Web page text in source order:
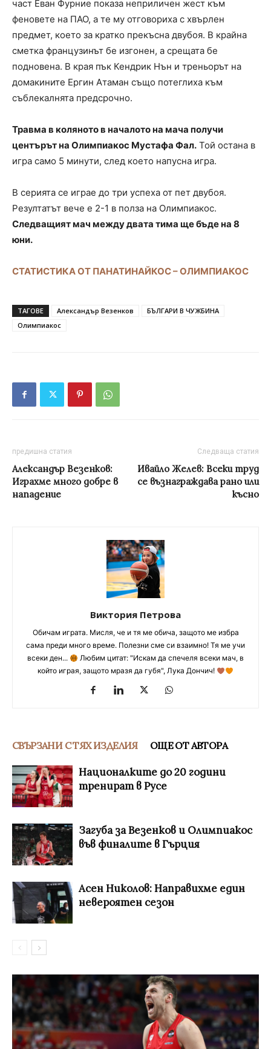
част Еван Фурние показа неприличен жест към
феновете на ПАО, а те му отговориха с хвърлен
предмет, което за кратко прекъсна двубоя. В крайна
сметка французинът бе изгонен, а срещата бе
подновена. В края пък Кендрик Нън и треньорът на
домакините Ергин Атаман също потеглиха към
съблекалнята предсрочно.
Травма в коляното в началото на мача получи
центърът на Олимпиакос Мустафа Фал. Той остана в
игра само 5 минути, след което напусна игра.
В серията се играе до три успеха от пет двубоя.
Резултатът вече е 2-1 в полза на Олимпиакос.
Следващият мач между двата тима ще бъде на 8
юни.
СТАТИСТИКА ОТ ПАНАТИНАЙКОС – ОЛИМПИАКОС
ТАГОВЕ Александър Везенков
БЪЛГАРИ В ЧУЖБИНА
Олимпиакос
предишна статия
Александър Везенков:
Играхме много добре в
нападение
Следваща статия
Ивайло Желев: Всеки труд
се възнаграждава рано или
късно
Виктория Петрова
Обичам играта. Мисля, че и тя ме обича, защото ме избра
сама преди много време. Полезни сме си взаимно! Тя ме учи
всеки ден...
Любим цитат: "Искам да спечеля всеки мач, в
който играя, защото мразя да губя", Лука Дончич!
СВЪРЗАНИ С ТЯХ ИЗДЕЛИЯ ОЩЕ ОТ АВТОРА
Националките до 20 години
тренират в Русе
Загуба за Везенков и Олимпиакос
във финалите в Гърция
Асен Николов: Направихме един
невероятен сезон